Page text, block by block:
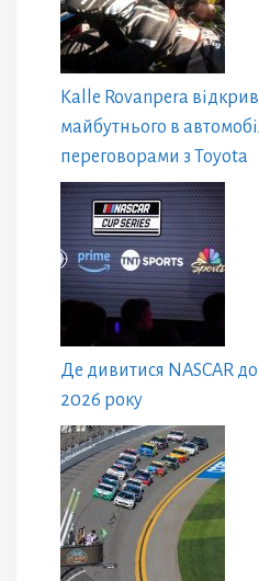
Kalle Rovanpera
майбутнього в
переговорами з Toyota
Де дивитися NASCAR
2026 року